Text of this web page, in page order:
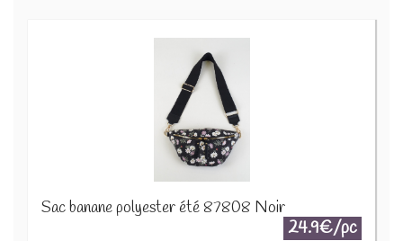
Sac banane polyester été 87808 Noir
24.9€/pc